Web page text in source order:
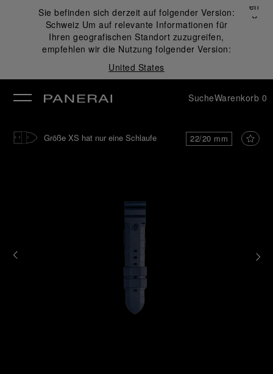
Sie befinden sich derzeit auf folgender Version:
Schweiz Um auf relevante Informationen für
Ihren geografischen Standort zuzugreifen,
empfehlen wir die Nutzung folgender Version:
United States
Schließen
✕
SucheWarenkorb 0
22/20 mm
Größe XS hat nur eine Schlaufe